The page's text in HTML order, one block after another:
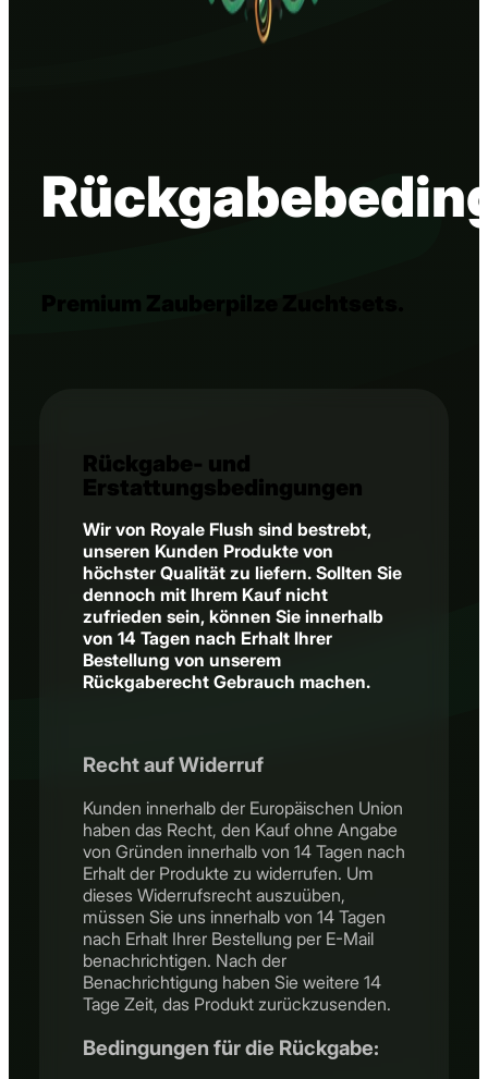
Premium Zauberpilze Zuchtsets.
Rückgabe- und
Erstattungsbedingungen
Wir von Royale Flush sind bestrebt,
unseren Kunden Produkte von
höchster Qualität zu liefern. Sollten Sie
dennoch mit Ihrem Kauf nicht
zufrieden sein, können Sie innerhalb
von 14 Tagen nach Erhalt Ihrer
Bestellung von unserem
Rückgaberecht Gebrauch machen.
Recht auf Widerruf
Kunden innerhalb der Europäischen Union
haben das Recht, den Kauf ohne Angabe
von Gründen innerhalb von 14 Tagen nach
Erhalt der Produkte zu widerrufen. Um
dieses Widerrufsrecht auszuüben,
müssen Sie uns innerhalb von 14 Tagen
nach Erhalt Ihrer Bestellung per E-Mail
benachrichtigen. Nach der
Benachrichtigung haben Sie weitere 14
Tage Zeit, das Produkt zurückzusenden.
Bedingungen für die Rückgabe: